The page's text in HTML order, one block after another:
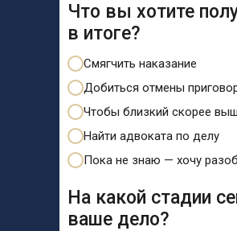
Что вы хотите
в итоге?
Смягчить наказание
Добиться отмены
Чтобы близкий скорее
Найти адвоката по делу
Пока не знаю — хочу
На какой стадии
ваше дело?